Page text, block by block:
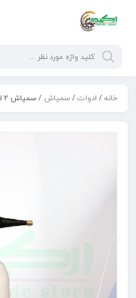
خانه / ادوات /سمپاش / سمپاش ۲ لیتری کبری